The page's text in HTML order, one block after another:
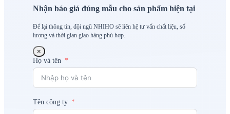
Nhận báo giá đúng mẫu cho sản phẩm hiện tại
Để lại thông tin, đội ngũ NHIHO sẽ liên hệ tư vấn chất liệu, số
lượng và thời gian giao hàng phù hợp.
×
Họ và tên
Tên công ty